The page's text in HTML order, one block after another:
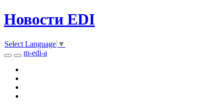
Новости EDI
Select Language ▼
m-edi-a